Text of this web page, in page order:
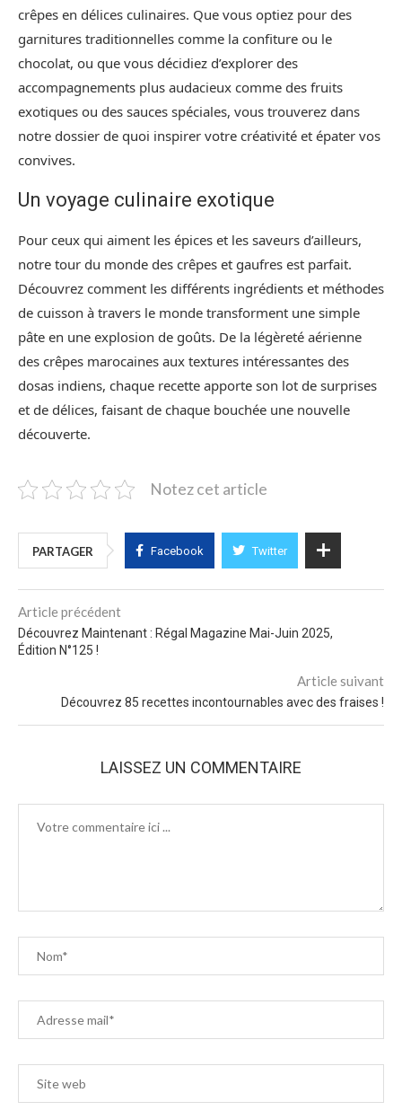
crêpes en délices culinaires. Que vous optiez pour des
garnitures traditionnelles comme la confiture ou le
chocolat, ou que vous décidiez d’explorer des
accompagnements plus audacieux comme des fruits
exotiques ou des sauces spéciales, vous trouverez dans
notre dossier de quoi inspirer votre créativité et épater vos
convives.
Un voyage culinaire exotique
Pour ceux qui aiment les épices et les saveurs d’ailleurs,
notre tour du monde des crêpes et gaufres est parfait.
Découvrez comment les différents ingrédients et méthodes
de cuisson à travers le monde transforment une simple
pâte en une explosion de goûts. De la légèreté aérienne
des crêpes marocaines aux textures intéressantes des
dosas indiens, chaque recette apporte son lot de surprises
et de délices, faisant de chaque bouchée une nouvelle
découverte.
Notez cet article
PARTAGER Facebook Twitter
Article précédent
Découvrez Maintenant : Régal Magazine Mai-Juin 2025,
Édition N°125 !
Article suivant
Découvrez 85 recettes incontournables avec des fraises !
LAISSEZ UN COMMENTAIRE